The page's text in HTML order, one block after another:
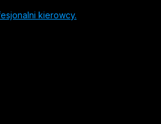
kierowcy.